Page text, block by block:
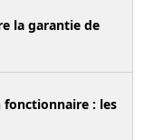
la garantie de
fonctionnaire : les